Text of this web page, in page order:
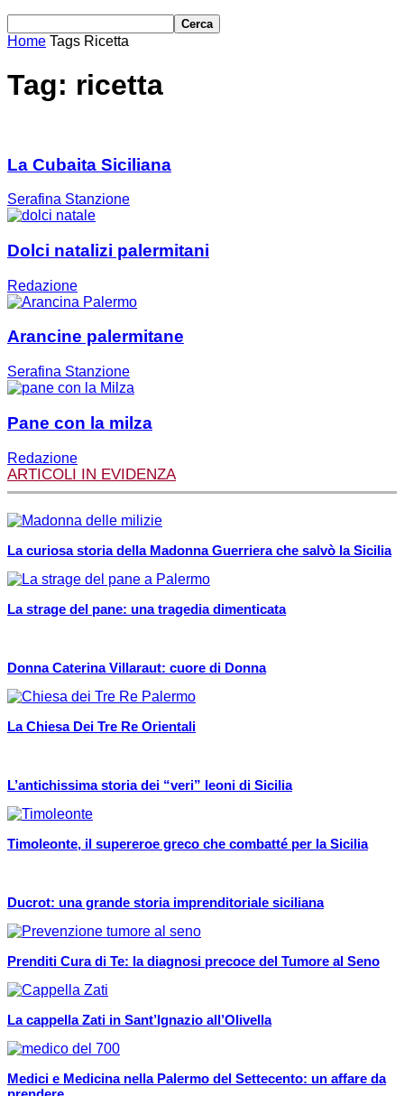
Home Tags Ricetta
Tag: ricetta
La Cubaita Siciliana
Serafina Stanzione
Dolci natalizi palermitani
Redazione
Arancine palermitane
Serafina Stanzione
Pane con la milza
Redazione
ARTICOLI IN EVIDENZA
La curiosa storia della Madonna Guerriera che salvò la Sicilia
La strage del pane: una tragedia dimenticata
Donna Caterina Villaraut: cuore di Donna
La Chiesa Dei Tre Re Orientali
L’antichissima storia dei “veri” leoni di Sicilia
Timoleonte, il supereroe greco che combatté per la Sicilia
Ducrot: una grande storia imprenditoriale siciliana
Prenditi Cura di Te: la diagnosi precoce del Tumore al Seno
La cappella Zati in Sant’Ignazio all’Olivella
Medici e Medicina nella Palermo del Settecento: un affare da